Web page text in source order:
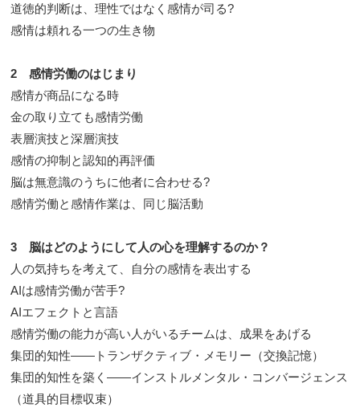
道徳的判断は、理性ではなく感情が司る?
感情は頼れる一つの生き物
2 感情労働のはじまり
感情が商品になる時
金の取り立ても感情労働
表層演技と深層演技
感情の抑制と認知的再評価
脳は無意識のうちに他者に合わせる?
感情労働と感情作業は、同じ脳活動
3 脳はどのようにして人の心を理解するのか？
人の気持ちを考えて、自分の感情を表出する
AIは感情労働が苦手?
AIエフェクトと言語
感情労働の能力が高い人がいるチームは、成果をあげる
集団的知性――トランザクティブ・メモリー（交換記憶）
集団的知性を築く――インストルメンタル・コンバージェンス
（道具的目標収束）